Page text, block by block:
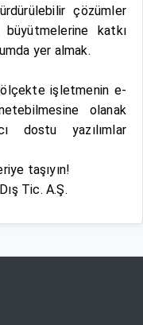
çözümler
büyütmelerine katkı
yer almak.
ölçekte işletmenin e-
olanak
dostu yazılımlar
taşıyın!
Tic. A.Ş.